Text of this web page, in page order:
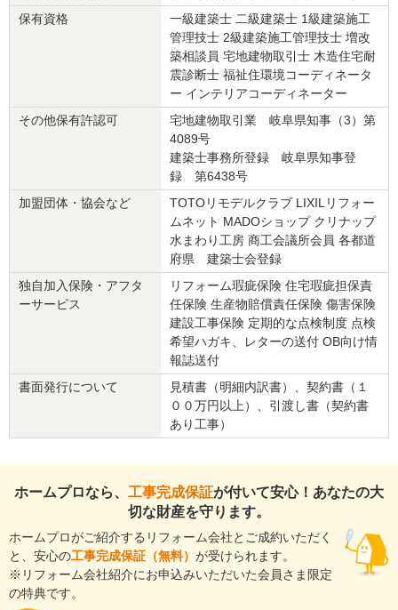
築年数
： 30年以上
工事完了日
『素早い返信・連絡』が良かった（60代/男性）
4
バックグランドが創業100年の材木屋さんであることより、リフォ
ームに対して細かな気づかいが出来て、職人さんにより、良いお仕
事をしていただけました
築40年の日本家屋であり、残す所、修理すべき場所、その方法など
を細かく説明いただけた。大工仕事に精通していることが契約した
理由となります
リフォーム会社からの返答
この度は、大規模リフォーム工事の完成に際し、アンケートへご協
力いただき誠にありがとうございました。
ご評価を頂いた部分と改善する部分もありますので、関係者一同、
情報共有し今後のサービスに活かしていきたいと思います。また、
工事期間中はご不便をおかけする場面もあったかと思いますが、終
なものにする一助となれば幸いです。
何かお気づきの点やお困りごとがございましたら、いつでもお気軽
にご連絡ください。今後とも末永いお付き合いのほど、何卒よろし
くお願い申し上げます。
建物のタイプ
保有資格
一級建築士 二級建築士 1級建築施工
管理技士 2級建築施工管理技士 増改
築相談員 宅地建物取引士 木造住宅耐
震診断士 福祉住環境コーディネータ
ー インテリアコーディネーター
その他保有許認可
宅地建物取引業 岐阜県知事（3）第
4089号
建築士事務所登録 岐阜県知事登
録 第6438号
加盟団体・協会など
TOTOリモデルクラブ LIXILリフォー
ムネット MADOショップ クリナップ
水まわり工房 商工会議所会員 各都道
府県 建築士会登録
独自加入保険・アフタ
ーサービス
リフォーム瑕疵保険 住宅瑕疵担保責
任保険 生産物賠償責任保険 傷害保険
建設工事保険 定期的な点検制度 点検
希望ハガキ、レターの送付 OB向け情
報誌送付
書面発行について
見積書（明細内訳書）、契約書（１
００万円以上）、引渡し書（契約書
あり工事）
ホームプロなら、 工事完成保証が付いて安心！あなたの大
切な財産を守ります。
ホームプロがご紹介するリフォーム会社とご成約いただく
と、安心の工事完成保証（無料） が受けられます。
※リフォーム会社紹介にお申込みいただいた会員さま限定
の特典です。